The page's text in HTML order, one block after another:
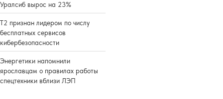
Уралсиб вырос на 23%
Т2 признан лидером по числу
бесплатных сервисов
кибербезопасности
Энергетики напомнили
ярославцам о правилах работы
спецтехники вблизи ЛЭП